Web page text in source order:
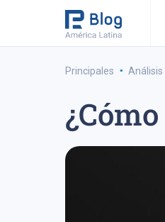
estrategia de
Principales · Análisis